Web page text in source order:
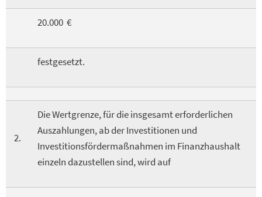
20.000 €
festgesetzt.
2.
Die Wertgrenze, für die insgesamt erforderlichen
Auszahlungen, ab der Investitionen und
Investitionsfördermaßnahmen im Finanzhaushalt
einzeln dazustellen sind, wird auf